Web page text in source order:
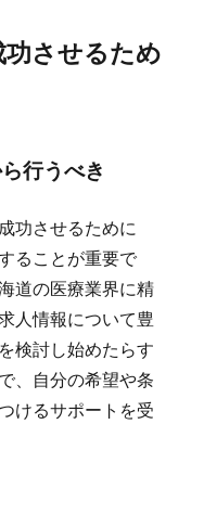
させるため
行うべき
功させるために
ることが重要で
道の医療業界に精
人情報について豊
検討し始めたらす
、自分の希望や条
けるサポートを受